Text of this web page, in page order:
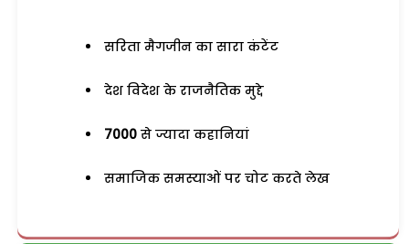
सरिता मैगजीन का सारा कंटेंट
देश विदेश के राजनैतिक मुद्दे
7000 से ज्यादा कहानियां
समाजिक समस्याओं पर चोट करते लेख